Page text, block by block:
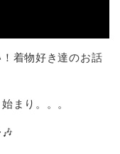
着物好き達のお話
まり。。。